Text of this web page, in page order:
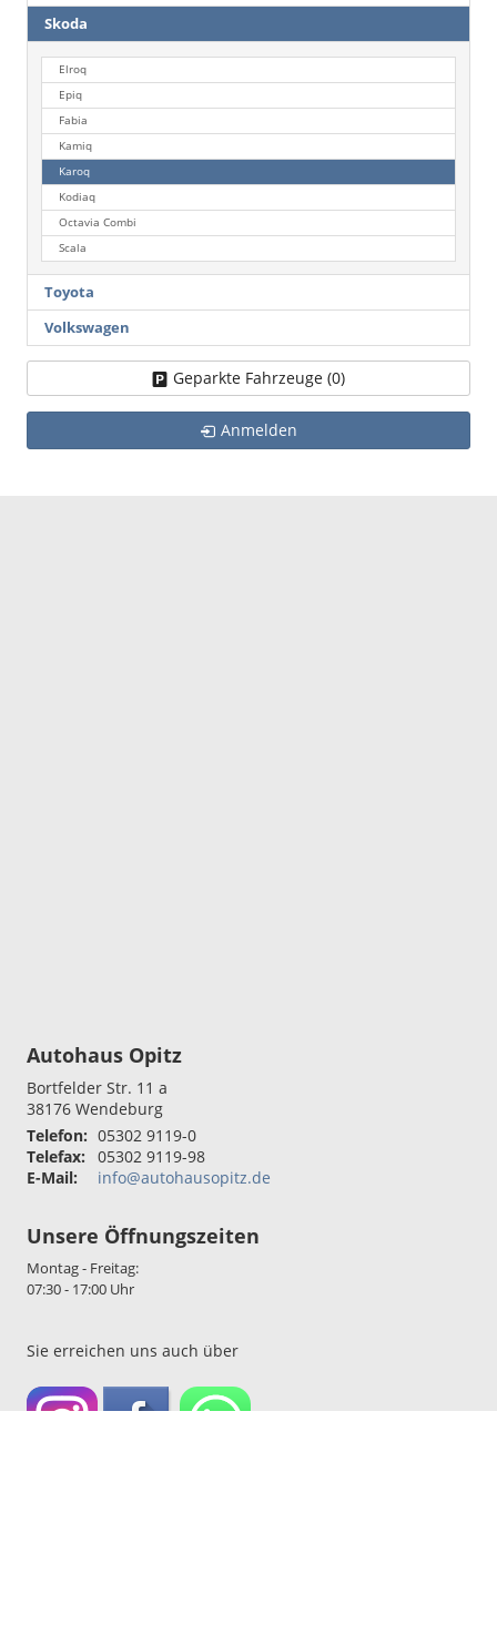
Skoda
Elroq
Epiq
Fabia
Kamiq
Karoq
Kodiaq
Octavia Combi
Scala
Toyota
Volkswagen
Geparkte Fahrzeuge (0)
Anmelden
Autohaus Opitz
Bortfelder Str. 11 a
38176 Wendeburg
Telefon: 05302 9119-0
Telefax:
05302 9119-98
E-Mail:
info@autohausopitz.de
Unsere Öffnungszeiten
Montag - Freitag:
07:30 - 17:00 Uhr
Sie erreichen uns auch über